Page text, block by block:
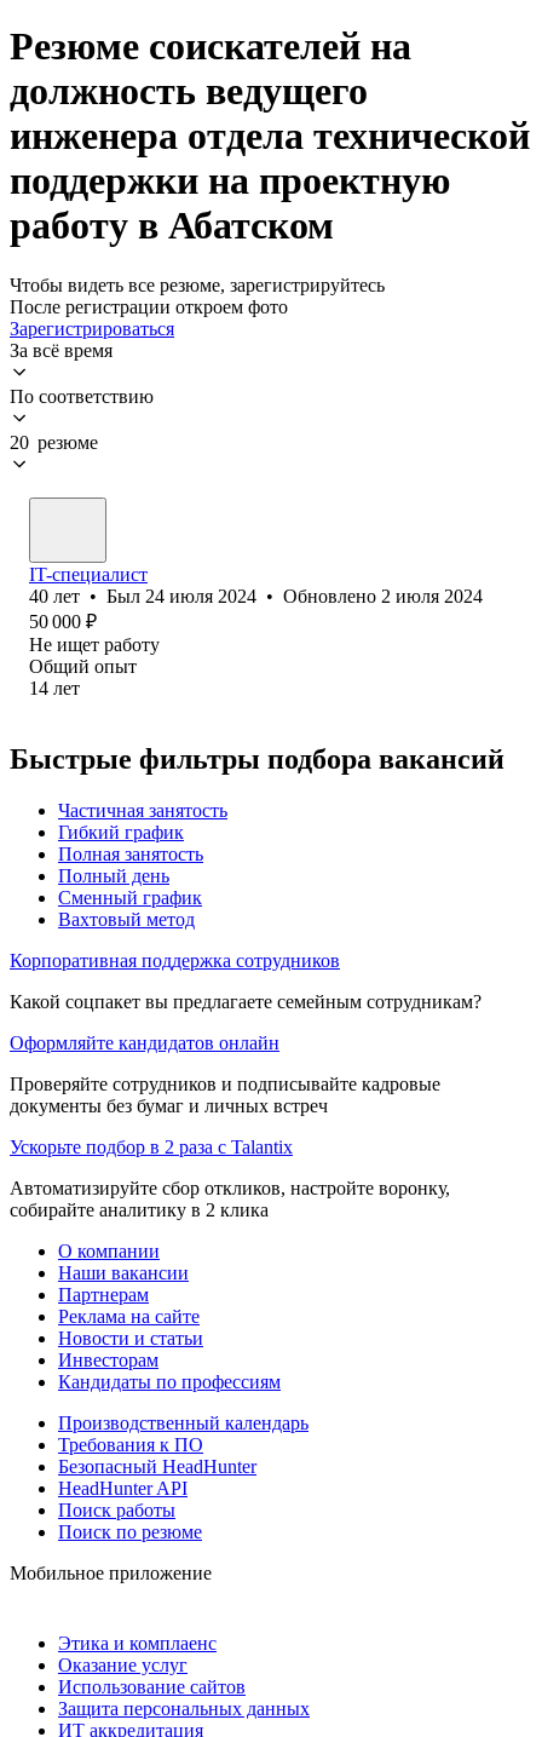
Резюме соискателей на
должность ведущего
инженера отдела технической
поддержки на проектную
работу в Абатском
Чтобы видеть все резюме, зарегистрируйтесь
После регистрации откроем фото
Зарегистрироваться
За всё время
По соответствию
20 резюме
IT-специалист
40 лет • Был 24 июля 2024 • Обновлено 2 июля 2024
50 000 ₽
Не ищет работу
Общий опыт
14 лет
Быстрые фильтры подбора вакансий
Частичная занятость
Гибкий график
Полная занятость
Полный день
Сменный график
Вахтовый метод
Корпоративная поддержка сотрудников
Какой соцпакет вы предлагаете семейным сотрудникам?
Оформляйте кандидатов онлайн
Проверяйте сотрудников и подписывайте кадровые
документы без бумаг и личных встреч
Ускорьте подбор в 2 раза с Talantix
Автоматизируйте сбор откликов, настройте воронку,
собирайте аналитику в 2 клика
О компании
Наши вакансии
Партнерам
Реклама на сайте
Новости и статьи
Инвесторам
Кандидаты по профессиям
Производственный календарь
Требования к ПО
Безопасный HeadHunter
HeadHunter API
Поиск работы
Поиск по резюме
Мобильное приложение
Этика и комплаенс
Оказание услуг
Использование сайтов
Защита персональных данных
ИТ аккредитация